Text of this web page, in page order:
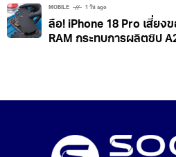
MOBILE 1 วัน ago
ลือ! iPhone 18 Pro เสี่ย
RAM กระทบการผลิตชิป